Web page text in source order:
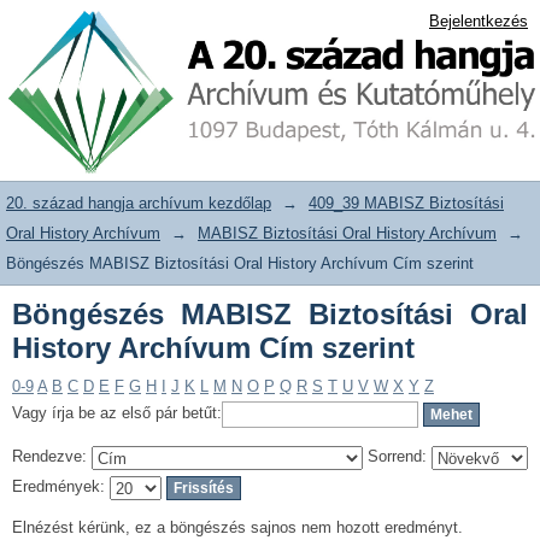
Böngészés MABISZ Biztosítási Oral
History Archívum Cím szerint
20. század hangja archívum adattár Bejelentkezés
20. század hangja archívum kezdőlap →
409_39 MABISZ Biztosítási
Oral History Archívum
→ MABISZ Biztosítási Oral History Archívum
→
Böngészés MABISZ Biztosítási Oral History Archívum Cím szerint
Böngészés MABISZ Biztosítási Oral
History Archívum Cím szerint
0-9 A B C D E F G H J K L M N O P Q R S T U V W X Y Z
Vagy írja be az első pár betűt:
Rendezve:
Sorrend:
Eredmények:
Elnézést kérünk, ez a böngészés sajnos nem hozott eredményt.